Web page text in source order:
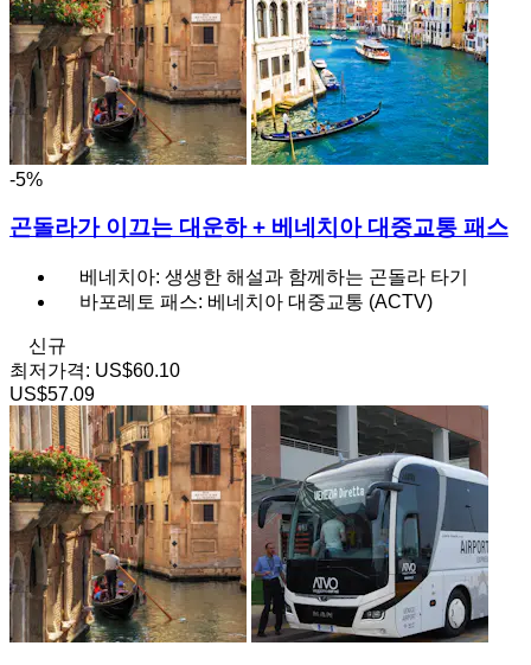
-5%
곤돌라가 이끄는 대운하 + 베네치아 대중교통 패스
베네치아: 생생한 해설과 함께하는 곤돌라 타기
바포레토 패스: 베네치아 대중교통 (ACTV)
신규
최저가격: US$60.10
US$57.09